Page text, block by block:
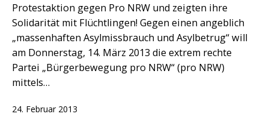
Protestaktion gegen Pro NRW und zeigten ihre
Solidarität mit Flüchtlingen! Gegen einen angeblich
„massenhaften Asylmissbrauch und Asylbetrug“ will
am Donnerstag, 14. März 2013 die extrem rechte
Partei „Bürgerbewegung pro NRW“ (pro NRW)
mittels…
Veröffentlicht
24. Februar 2013